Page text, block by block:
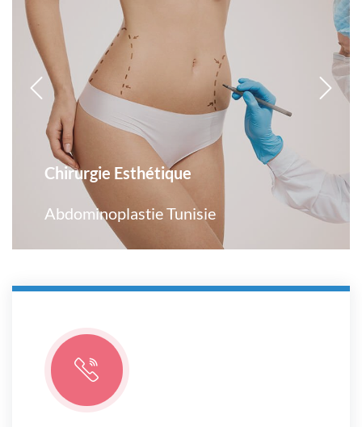
Chirurgie Esthétique
Abdominoplastie Tunisie